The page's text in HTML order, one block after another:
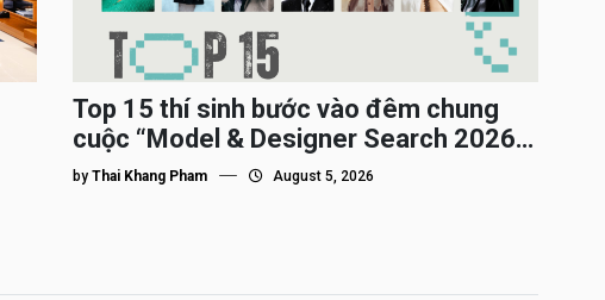
Top 15 thí sinh bước vào đêm chung
cuộc “Model & Designer Search 2026”,
họ là ai?
byThai Khang Pham August 5, 2026